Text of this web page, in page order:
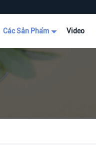
Các Sản Phẩm Video